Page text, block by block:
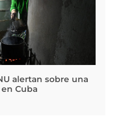
alertan sobre una
en Cuba